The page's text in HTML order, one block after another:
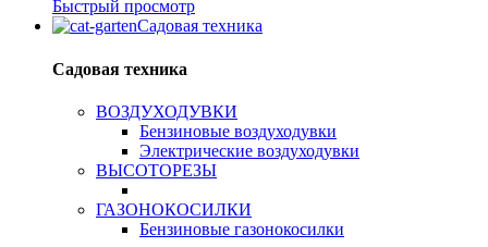
Быстрый просмотр
Садовая техника
Садовая техника
ВОЗДУХОДУВКИ
Бензиновые воздуходувки
Электрические воздуходувки
ВЫСОТОРЕЗЫ
ГАЗОНОКОСИЛКИ
Бензиновые газонокосилки